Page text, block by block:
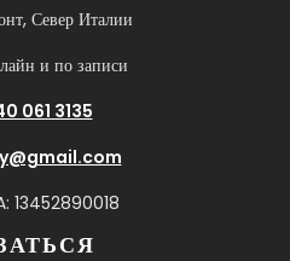
Север Италии
и по записи
061 3135
13452890018